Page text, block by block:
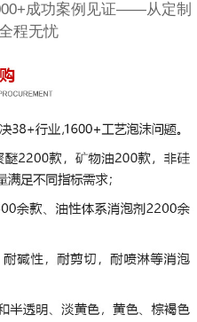
成功案例见证——从定制
程无忧